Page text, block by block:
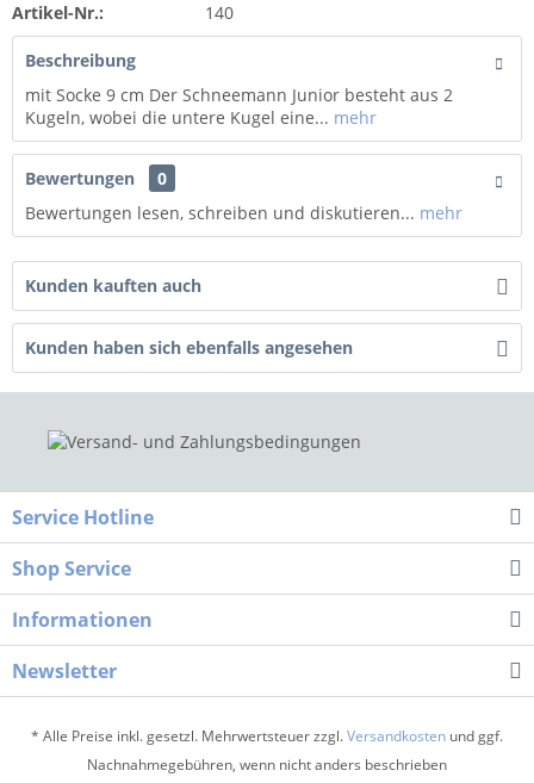
Artikel-Nr.: 140
Beschreibung
mit Socke 9 cm Der Schneemann Junior besteht aus 2
Kugeln, wobei die untere Kugel eine... mehr
Bewertungen
0
Bewertungen lesen, schreiben und diskutieren... mehr
Kunden kauften auch
Kunden haben sich ebenfalls angesehen
Service Hotline
Shop Service
Informationen
Newsletter
* Alle Preise inkl. gesetzl. Mehrwertsteuer zzgl.Versandkosten und ggf.
Nachnahmegebühren, wenn nicht anders beschrieben